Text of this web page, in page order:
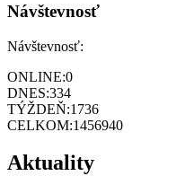
Návštevnosť
Návštevnosť:
ONLINE:0
DNES:334
TÝŽDEŇ:1736
CELKOM:1456940
Aktuality